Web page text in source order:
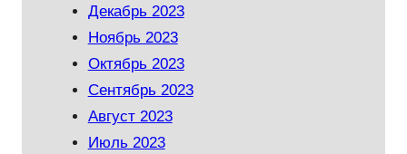
Декабрь 2023
Ноябрь 2023
Октябрь 2023
Сентябрь 2023
Август 2023
Июль 2023